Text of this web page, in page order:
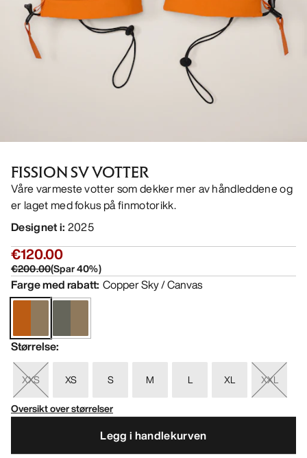
FISSION SV VOTTER
Våre varmeste votter som dekker mer av håndleddene og
er laget med fokus på finmotorikk.
Designet i: 2025
€120.00
€200.00(Spar40%)
Farge med rabatt: Copper Sky / Canvas
Størrelse:
XXS XS S M L XL
XXL
Oversikt over størrelser
Legg i handlekurven